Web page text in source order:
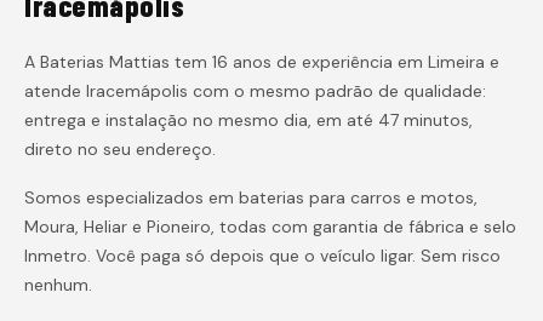
A Baterias Mattias tem 16 anos de experiência em Limeira e
atende Iracemápolis com o mesmo padrão de qualidade:
entrega e instalação no mesmo dia, em até 47 minutos,
direto no seu endereço.
Somos especializados em baterias para carros e motos,
Moura, Heliar e Pioneiro, todas com garantia de fábrica e selo
Inmetro. Você paga só depois que o veículo ligar. Sem risco
nenhum.